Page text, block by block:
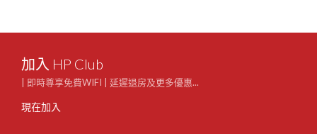
加入 HP Club
| 即時尊享免費WIFI | 延遲退房及更多優惠...
現在加入